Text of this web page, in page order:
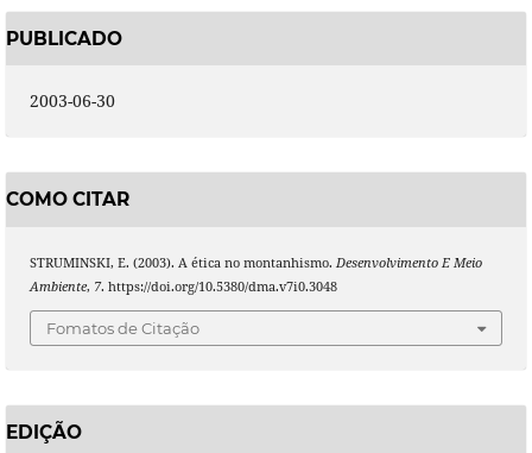
PUBLICADO
2003-06-30
COMO CITAR
STRUMINSKI, E. (2003). A ética no montanhismo. Desenvolvimento E Meio
Ambiente, 7. https://doi.org/10.5380/dma.v7i0.3048
Fomatos de Citação
EDIÇÃO